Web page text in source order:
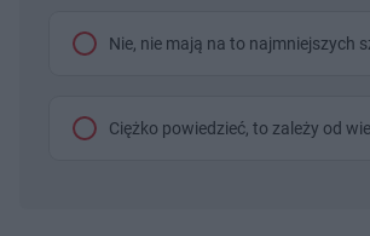
Nie, nie mają na to najmniejszych
Ciężko powiedzieć, to zależy od